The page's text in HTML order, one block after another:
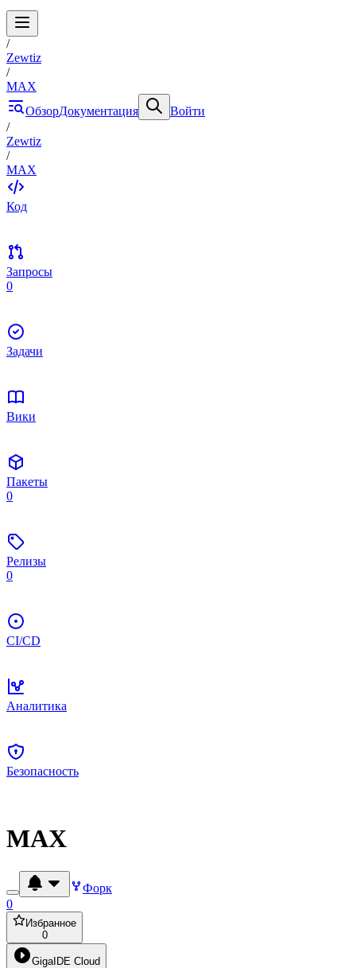
/
Zewtiz
/
MAX
ОбзорДокументация
Войти
/
Zewtiz
/
MAX
Код
Запросы
0
Задачи
Вики
Пакеты
0
Релизы
0
CI/CD
Аналитика
Безопасность
MAX
Форк
0
Избранное
0
GigaIDE Cloud